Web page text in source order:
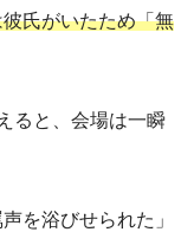
氏がいたため「無
ると、会場は一瞬
を浴びせられた」